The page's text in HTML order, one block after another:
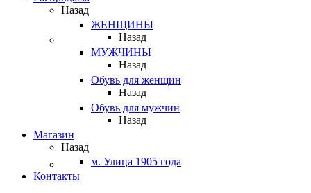
Назад
ЖЕНЩИНЫ
Назад
МУЖЧИНЫ
Назад
Обувь для женщин
Назад
Обувь для мужчин
Назад
Магазин
Назад
м. Улица 1905 года
Контакты